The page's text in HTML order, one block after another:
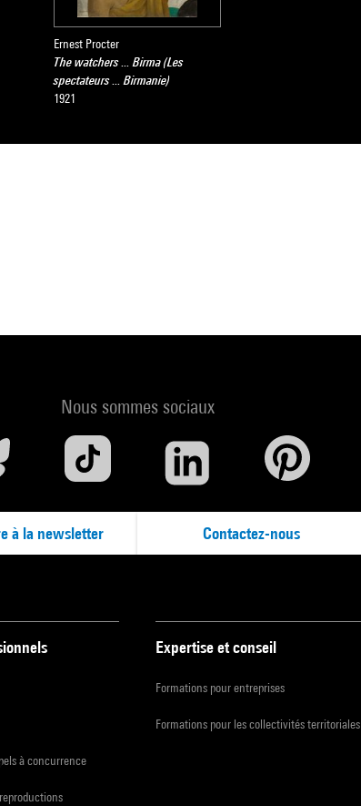
Ernest Procter
The watchers ... Birma (Les
spectateurs ... Birmanie)
1921
Nous sommes sociaux
à la newsletter Contactez-nous
à concurrence
Expertise et conseil
Formations pour entreprises
Formations pour les collectivités territoriales